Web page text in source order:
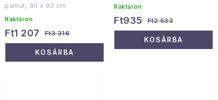
pamut, 90 x 90 cm
Raktáron
Ft1 207 Ft3 316
KOSÁRBA
Raktáron
Ft935 Ft2 533
KOSÁRBA